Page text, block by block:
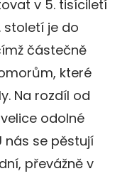
v 5. tisíciletí
století je do
částečně
které
Na rozdíl od
odolné
nás se pěstují
převážně v